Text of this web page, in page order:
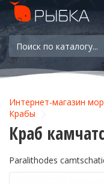
Интернет-магазин
Крабы
Краб
Paralithodes